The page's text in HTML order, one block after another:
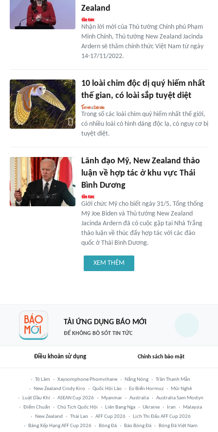
Zealand
Nhận lời mời của Thủ tướng Chính phủ Phạm
Minh Chính, Thủ tướng New Zealand Jacinda
Ardern sẽ thăm chính thức Việt Nam từ ngày
14-17/11/2022.
10 loài chim độc dị quý hiếm nhất
thế gian, có loài sắp tuyệt diệt
Trong số các loài chim quý hiếm nhất thế giới,
có nhiều loài có hình dáng độc lạ, có nguy cơ bị
tuyệt diệt.
Lãnh đạo Mỹ, New Zealand thảo
luận về hợp tác ở khu vực Thái
Bình Dương
Giới chức Mỹ cho biết ngày 31/5, Tổng thống
Mỹ Joe Biden và Thủ tướng New Zealand
Jacinda Ardern đã có cuộc gặp tại Nhà Trắng
thảo luận về thúc đẩy hợp tác với các đảo
quốc ở Thái Bình Dương.
XEM THÊM
TẢI ỨNG DỤNG BÁO MỚI
ĐỂ KHÔNG BỎ SÓT TIN TỨC
Điều khoản sử dụng Chính sách bảo mật
Tô Lâm Xaysomphone Phomvihane Nắng Nóng
Trần Thanh Mẫn
New Zealand Cindy Kiro
Quốc Hội Lào Eo Biển Hormuz
Mũi Nghê
Luật Dầu Khí
ASEAN Cup 2026 Myanmar Australia
Australia Sam Mostyn
Điểm Chuẩn
Chủ Tịch Quốc Hội Liên Bang Nga Ukraine Iran
Malaysia
New Zealand
Thái Lan AFF Cup 2026
Lịch Thi Đấu AFF Cup 2026
Bảng Xếp Hạng AFF Cup 2026
Bóng Đá Báo Bóng Đá Bóng Đá Việt Nam